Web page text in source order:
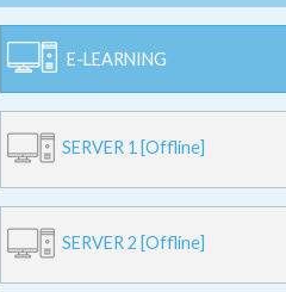
E-LEARNING
SERVER 1 [Offline]
SERVER 2 [Offline]